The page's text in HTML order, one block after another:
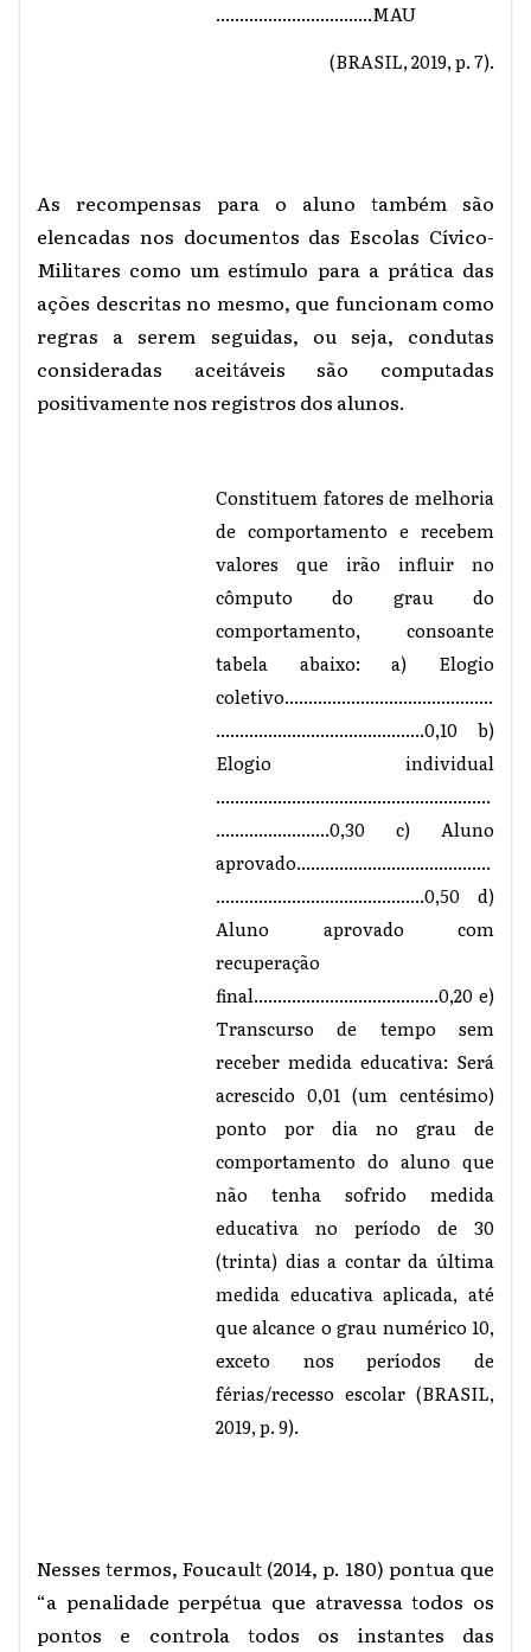
.................................MAU
(BRASIL, 2019, p. 7).
As recompensas para o aluno também são
elencadas nos documentos das Escolas Cívico-
Militares como um estímulo para a prática das
ações descritas no mesmo, que funcionam como
regras a serem seguidas, ou seja, condutas
consideradas aceitáveis são computadas
positivamente nos registros dos alunos.
Constituem fatores de melhoria
de comportamento e recebem
valores que irão influir no
cômputo do grau do
comportamento, consoante
tabela abaixo: a) Elogio
coletivo............................................
............................................0,10 b)
Elogio individual
..........................................................
........................0,30 c) Aluno
aprovado.........................................
............................................0,50 d)
Aluno aprovado com
recuperação
final.......................................0,20 e)
Transcurso de tempo sem
receber medida educativa: Será
acrescido 0,01 (um centésimo)
ponto por dia no grau de
comportamento do aluno que
não tenha sofrido medida
educativa no período de 30
(trinta) dias a contar da última
medida educativa aplicada, até
que alcance o grau numérico 10,
exceto nos períodos de
férias/recesso escolar (BRASIL,
2019, p. 9).
Nesses termos, Foucault (2014, p. 180) pontua que
“a penalidade perpétua que atravessa todos os
pontos e controla todos os instantes das